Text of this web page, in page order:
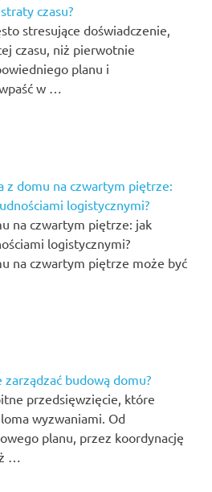
czasu?
stresujące doświadczenie,
czasu, niż pierwotnie
planu i
w …
z domu na czwartym piętrze:
logistycznymi?
na czwartym piętrze: jak
logistycznymi?
na czwartym piętrze może być
zarządzać budową domu?
przedsięwzięcie, które
wyzwaniami. Od
planu, przez koordynację
…